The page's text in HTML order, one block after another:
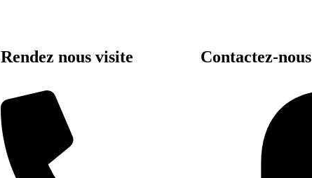
Rendez nous visite Contactez-nous